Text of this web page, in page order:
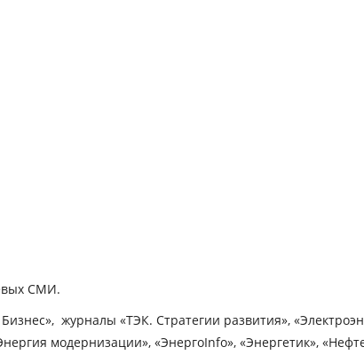
СМИ.
журналы «ТЭК. Стратегии развития»,
модернизации», «ЭнергоInfo», «Энергетик»,